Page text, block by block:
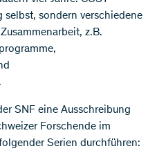
sondern verschiedene
z.B.
SNF eine Ausschreibung
Forschende im
Serien durchführen: